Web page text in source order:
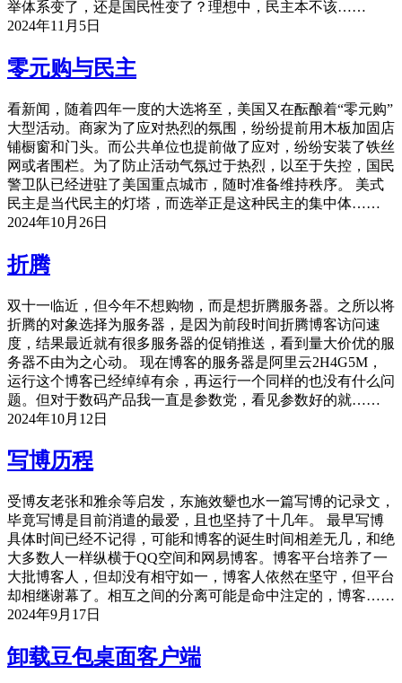
举体系变了，还是国民性变了？理想中，民主本不该……
2024年11月5日
零元购与民主
看新闻，随着四年一度的大选将至，美国又在酝酿着“零元购”
大型活动。商家为了应对热烈的氛围，纷纷提前用木板加固店
铺橱窗和门头。而公共单位也提前做了应对，纷纷安装了铁丝
网或者围栏。为了防止活动气氛过于热烈，以至于失控，国民
警卫队已经进驻了美国重点城市，随时准备维持秩序。 美式
民主是当代民主的灯塔，而选举正是这种民主的集中体……
2024年10月26日
折腾
双十一临近，但今年不想购物，而是想折腾服务器。之所以将
折腾的对象选择为服务器，是因为前段时间折腾博客访问速
度，结果最近就有很多服务器的促销推送，看到量大价优的服
务器不由为之心动。 现在博客的服务器是阿里云2H4G5M，
运行这个博客已经绰绰有余，再运行一个同样的也没有什么问
题。但对于数码产品我一直是参数党，看见参数好的就……
2024年10月12日
写博历程
受博友老张和雅余等启发，东施效颦也水一篇写博的记录文，
毕竟写博是目前消遣的最爱，且也坚持了十几年。 最早写博
具体时间已经不记得，可能和博客的诞生时间相差无几，和绝
大多数人一样纵横于QQ空间和网易博客。博客平台培养了一
大批博客人，但却没有相守如一，博客人依然在坚守，但平台
却相继谢幕了。相互之间的分离可能是命中注定的，博客……
2024年9月17日
卸载豆包桌面客户端